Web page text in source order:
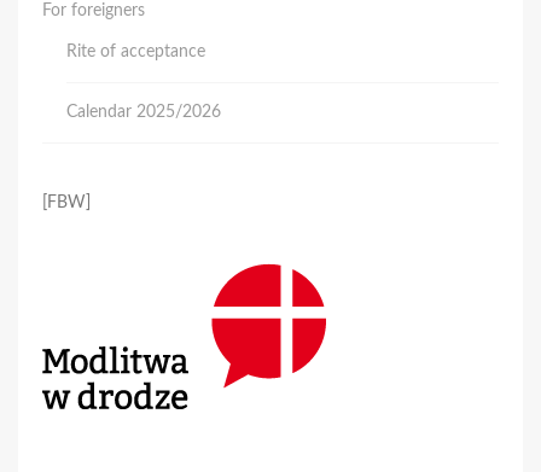
For foreigners
Rite of acceptance
Calendar 2025/2026
[FBW]